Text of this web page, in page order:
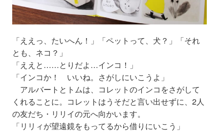
「ええっ、たいへん！」「ペットって、犬？」「それ
とも、ネコ？」
「ええと……とりだよ…インコ！」
「インコか！ いいね。さがしにいこうよ」
アルバートとトムは、コレットのインコをさがして
くれることに。 コレットはうそだと言い出せずに、 2人
の友だち・リリイの元へ向かいます。
「リリィが望遠鏡をもってるから借りにいこう」